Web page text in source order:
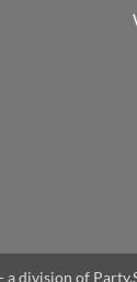
division of